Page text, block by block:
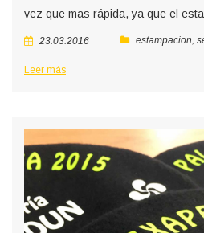
vez que mas rápida, ya que el
23.03.2016 estampacion,
Leer más